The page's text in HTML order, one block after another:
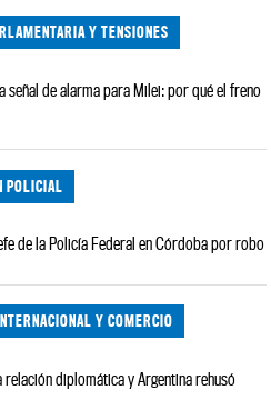
Y TENSIONES
señal de alarma para Milei: por qué el freno
POLICIAL
de la Policía Federal en Córdoba por robo
Y COMERCIO
diplomática y Argentina rehusó